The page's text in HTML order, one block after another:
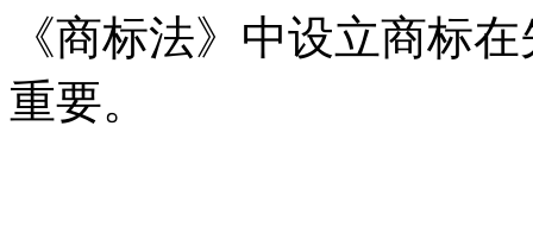
《商标法》中设立商标
重要。